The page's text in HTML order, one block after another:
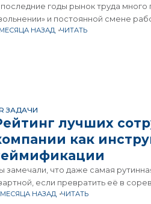
годы рынок труда много
и постоянной смене
и другой тренд — The
НАЗАД ЧИТАТЬ
ЗАДАЧИ
лучших
как
замечали, что даже самая
если превратить её в
систему, которая не
НАЗАД ЧИТАТЬ